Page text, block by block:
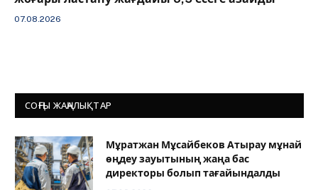
07.08.2026
СОҢҒЫ ЖАҢАЛЫҚТАР
Мұратжан Мұсайбеков Атырау мұнай
өңдеу зауытының жаңа бас
директоры болып тағайындалды